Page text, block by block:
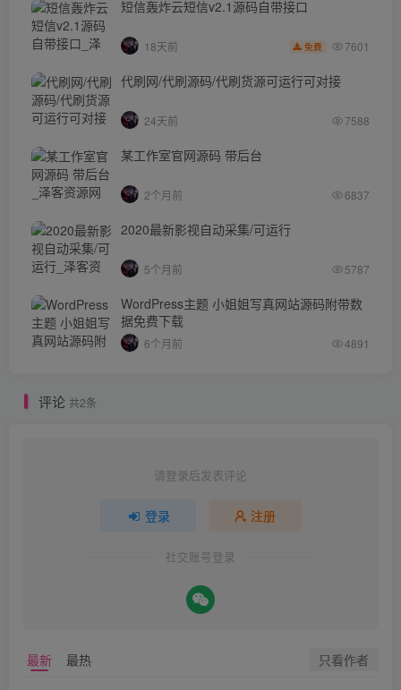
短信轰炸云短信v2.1源码自带接口
18天前 免费 7601
代刷网/代刷源码/代刷货源可运行可对接
24天前 7588
某工作室官网源码 带后台
2个月前 6837
2020最新影视自动采集/可运行
5个月前 5787
WordPress主题 小姐姐写真网站源码附带数
据免费下载
6个月前 4891
评论 共2条
请登录后发表评论
登录 注册
社交账号登录
最新 最热 只看作者